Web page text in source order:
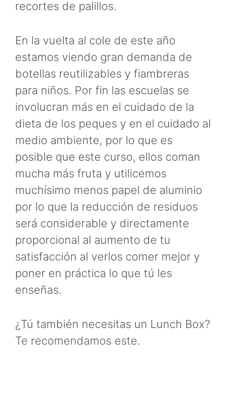
recortes de palillos.
En la vuelta al cole de este año
estamos viendo gran demanda de
botellas reutilizables y fiambreras
para niños. Por fin las escuelas se
involucran más en el cuidado de la
dieta de los peques y en el cuidado al
medio ambiente, por lo que es
posible que este curso, ellos coman
mucha más fruta y utilicemos
muchísimo menos papel de aluminio
por lo que la reducción de residuos
será considerable y directamente
proporcional al aumento de tu
satisfacción al verlos comer mejor y
poner en práctica lo que tú les
enseñas.
¿Tú también necesitas un Lunch Box?
Te recomendamos este.